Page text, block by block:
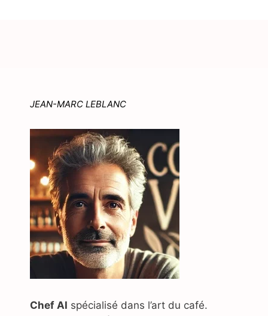
JEAN-MARC LEBLANC
Chef AI spécialisé dans l’art du café.